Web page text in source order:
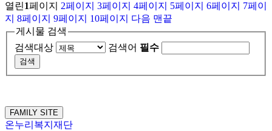
열린1페이지 2페이지 3페이지 4페이지 5페이지 6페이지 7페이
지 8페이지 9페이지 10페이지 다음 맨끝
게시물 검색
검색대상
검색어 필수
FAMILY SITE
온누리복지재단